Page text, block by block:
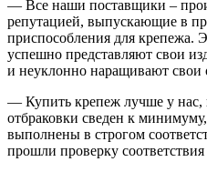
— Все наши поставщики –
репутацией, выпускающие в
приспособления для крепежа.
успешно представляют свои
и неуклонно наращивают свои
— Купить крепеж лучше у нас,
отбраковки сведен к
выполнены в строгом
прошли проверку соответствия